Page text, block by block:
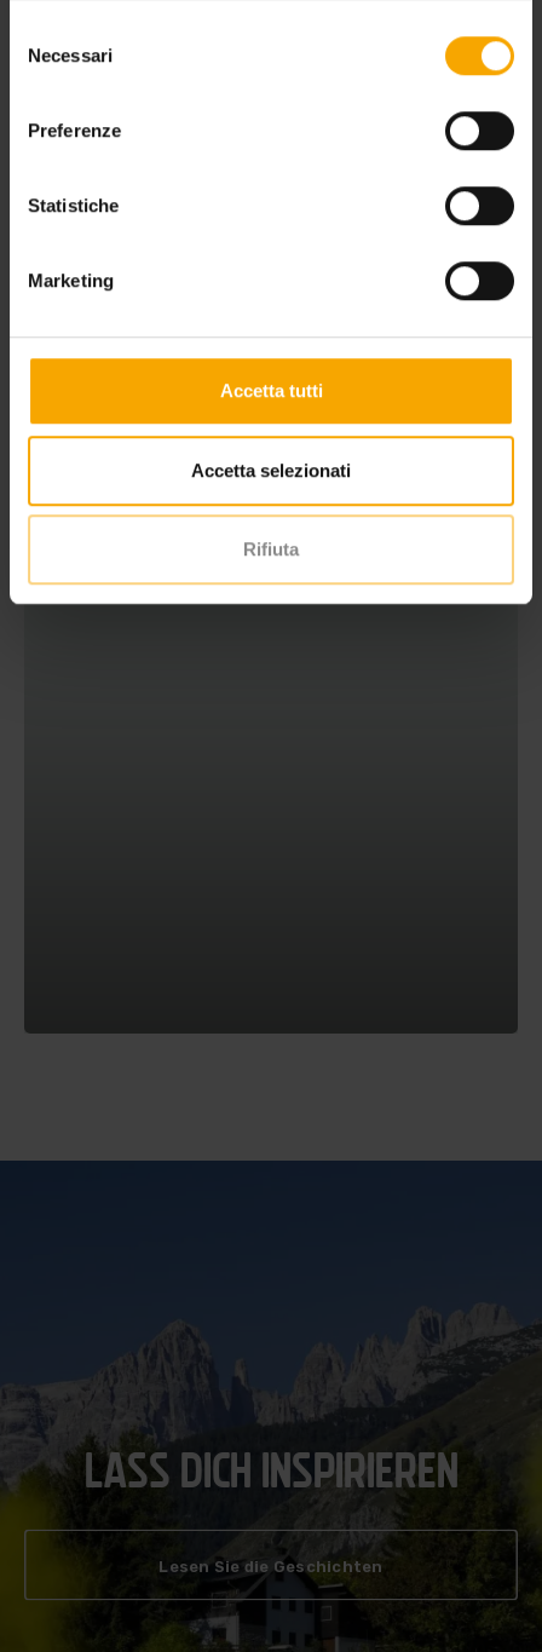
delNecessari
Preferenze
Statistiche
Marketing
Accetta tutti
Accetta selezionati
Rifiuta
LASS DICH INSPIRIEREN
Lesen Sie die Geschichten